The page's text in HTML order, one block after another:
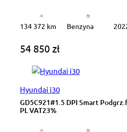
134 372 km Benzyna
54 850 zł
Hyundai i30
GD5C921#1.5 DPI Smart
PL VAT23%